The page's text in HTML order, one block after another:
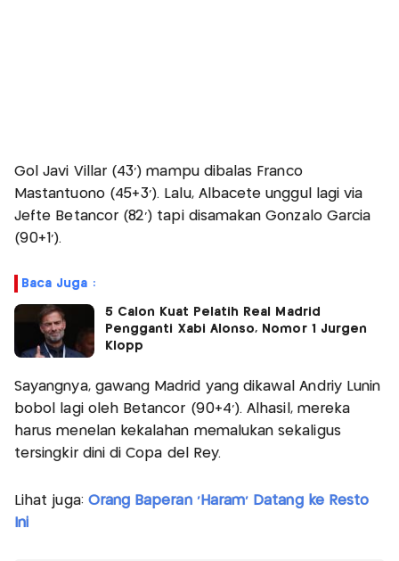
Gol Javi Villar (43’) mampu dibalas Franco
Mastantuono (45+3’). Lalu, Albacete unggul lagi via
Jefte Betancor (82’) tapi disamakan Gonzalo Garcia
(90+1’).
Baca Juga :
5 Calon Kuat Pelatih Real Madrid
Pengganti Xabi Alonso, Nomor 1 Jurgen
Klopp
Sayangnya, gawang Madrid yang dikawal Andriy Lunin
bobol lagi oleh Betancor (90+4’). Alhasil, mereka
harus menelan kekalahan memalukan sekaligus
tersingkir dini di Copa del Rey.
Lihat juga: Orang Baperan 'Haram' Datang ke Resto
Ini